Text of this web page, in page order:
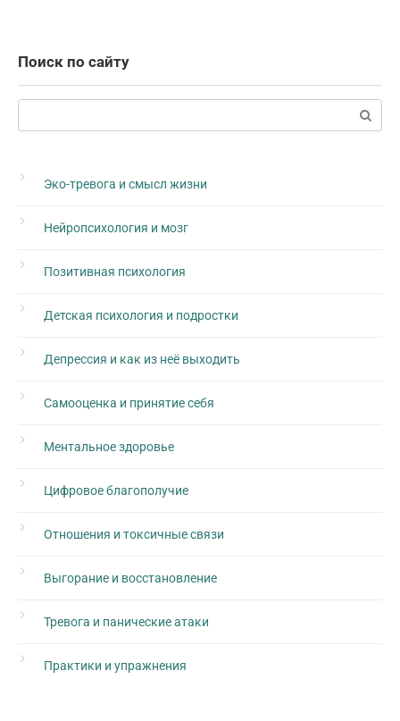
Поиск по сайту
Поиск:
Эко-тревога и смысл жизни
Нейропсихология и мозг
Позитивная психология
Детская психология и подростки
Депрессия и как из неё выходить
Самооценка и принятие себя
Ментальное здоровье
Цифровое благополучие
Отношения и токсичные связи
Выгорание и восстановление
Тревога и панические атаки
Практики и упражнения